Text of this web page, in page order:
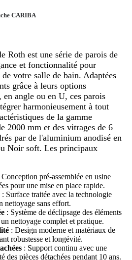
CARIBA
Roth est une série de parois de
et fonctionnalité pour
votre salle de bain. Adaptées
grâce à leurs options
angle ou en U, ces parois
harmonieusement à tout
de la gamme
2000 mm et des vitrages de 6
par de l'aluminium anodisé en
Noir soft. Les principaux
Conception pré-assemblée en usine
pour une mise en place rapide.
: Surface traitée avec la technologie
nettoyage sans effort.
: Système de déclipsage des éléments
nettoyage complet et pratique.
: Design moderne et matériaux de
robustesse et longévité.
: Support continu avec une
des pièces détachées pendant 10 ans.